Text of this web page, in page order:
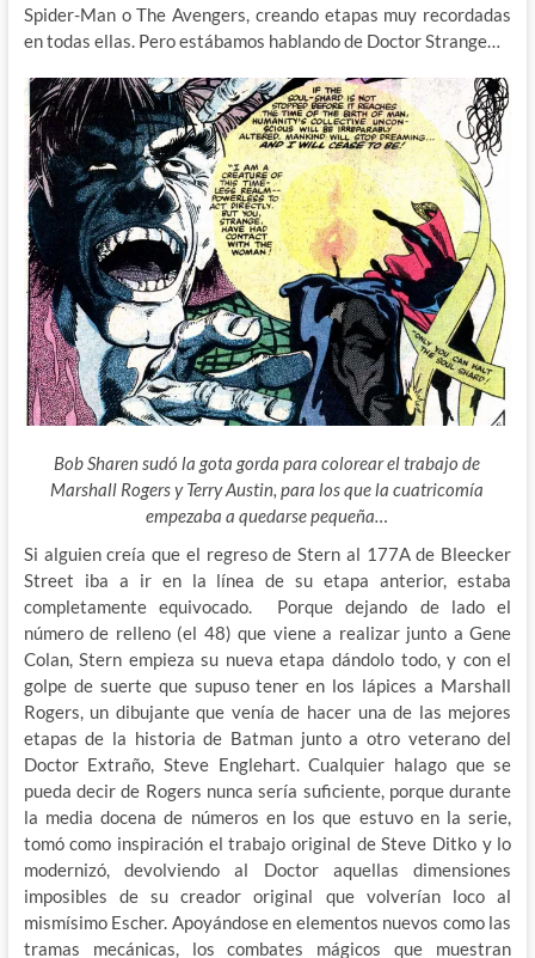
Spider-Man o The Avengers, creando etapas muy recordadas
en todas ellas. Pero estábamos hablando de Doctor Strange…
Bob Sharen sudó la gota gorda para colorear el trabajo de
Marshall Rogers y Terry Austin, para los que la cuatricomía
empezaba a quedarse pequeña…
Si alguien creía que el regreso de Stern al 177A de Bleecker
Street iba a ir en la línea de su etapa anterior, estaba
completamente equivocado. Porque dejando de lado el
número de relleno (el 48) que viene a realizar junto a Gene
Colan, Stern empieza su nueva etapa dándolo todo, y con el
golpe de suerte que supuso tener en los lápices a Marshall
Rogers, un dibujante que venía de hacer una de las mejores
etapas de la historia de Batman junto a otro veterano del
Doctor Extraño, Steve Englehart. Cualquier halago que se
pueda decir de Rogers nunca sería suficiente, porque durante
la media docena de números en los que estuvo en la serie,
tomó como inspiración el trabajo original de Steve Ditko y lo
modernizó, devolviendo al Doctor aquellas dimensiones
imposibles de su creador original que volverían loco al
mismísimo Escher. Apoyándose en elementos nuevos como las
tramas mecánicas, los combates mágicos que muestran